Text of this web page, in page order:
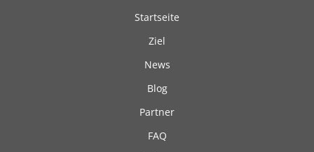
Startseite
Ziel
News
Blog
Partner
FAQ